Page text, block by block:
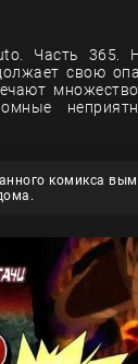
Часть 365.
свою
комикса